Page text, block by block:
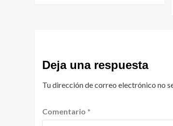
Deja una respuesta
Tu dirección de correo electrónico no
Comentario *